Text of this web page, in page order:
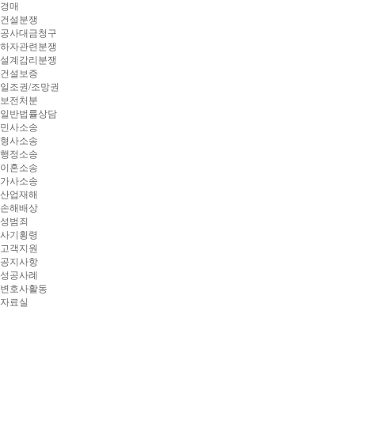
경매
건설분쟁
공사대금청구
하자관련분쟁
설계감리분쟁
건설보증
일조권/조망권
보전처분
일반법률상담
민사소송
형사소송
행정소송
이혼소송
가사소송
산업재해
손해배상
성범죄
사기횡령
고객지원
공지사항
성공사례
변호사활동
자료실